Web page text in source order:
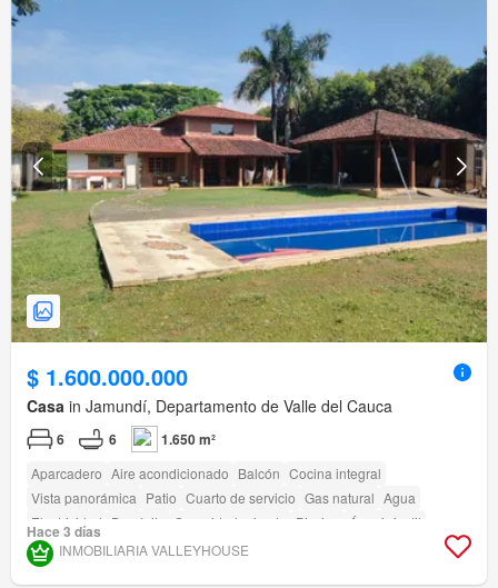
$ 1.600.000.000
Casa in Jamundí, Departamento de Valle del Cauca
6 6 1.650 m²
Aparcadero Aire acondicionado Balcón Cocina integral
Vista panorámica Patio Cuarto de servicio Gas natural Agua
Electricidad Depósito Seguridad privada Piscina
Área infantil
Jardín Acceso para personas con discapacidad
Hace 3 días
INMOBILIARIA VALLEYHOUSE